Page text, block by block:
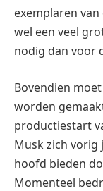
exemplaren
wel een veel
nodig dan voor
Bovendien
worden
productiestart
Musk zich vorig
hoofd bieden
Momenteel